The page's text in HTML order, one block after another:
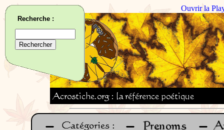
Ouvrir la
Recherche :